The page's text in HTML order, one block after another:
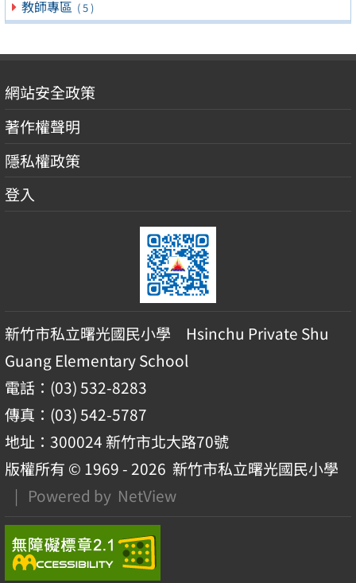
教師專區 ( 5 )
網站安全政策
著作權聲明
隱私權政策
登入
新竹市私立曙光國民小學 Hsinchu Private Shu
Guang Elementary School
電話：(03) 532-8283
傳真：(03) 542-5787
地址：300024 新竹市北大路70號
版權所有 © 1969 - 2026 新竹市私立曙光國民小學
| Powered by NetView